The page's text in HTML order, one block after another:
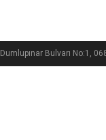
Bulvarı No:1,